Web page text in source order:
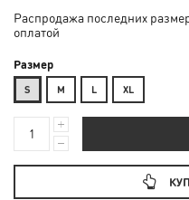
Распродажа последних
оплатой
Размер
S М L XL